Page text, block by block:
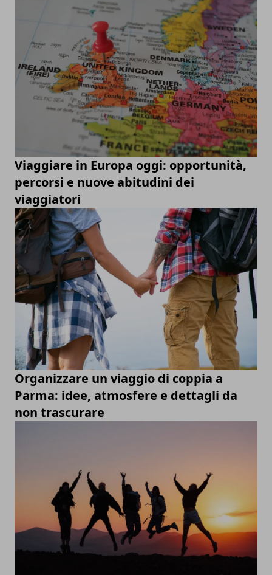
Viaggiare in Europa oggi: opportunità,
percorsi e nuove abitudini dei
viaggiatori
Organizzare un viaggio di coppia a
Parma: idee, atmosfere e dettagli da
non trascurare